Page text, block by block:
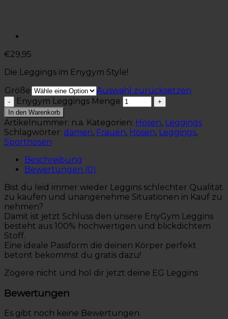
€29,95
Die Leggings im Enygym Style!
Größe
Auswahl zurücksetzen
Enygym Leggings Menge
In den Warenkorb
Artikelnummer: n.a. Kategorien: Hosen, Leggings
Schlagwörter: damen, Frauen, Hosen, Leggings,
Sporthosen
Beschreibung
Bewertungen (0)
Bist du leid immer wieder Leggins schlechter Qualität
zu kaufen und unangenehme Situationen in Kauf zu
nehmen?
Damit ist jetzt Schluss den unsere EnyGym Leggins
besteht aus 100% hochwertigen und blickdichtem
Stoff.
Eine ideale Passform die deinen Körper perfekt
betont bekommst du gratis dazu!
Zögere nicht und hol dir jetzt deine EG Leggins
Bewertungen
Es gibt noch keine Bewertungen.